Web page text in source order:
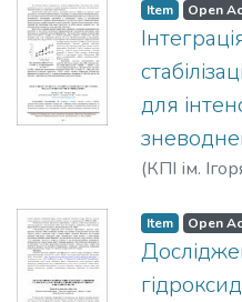
Item Open
для
(КПІ ім.
Item Open